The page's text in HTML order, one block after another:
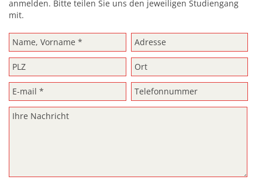
anmelden. Bitte teilen Sie uns den jeweiligen Studiengang
mit.